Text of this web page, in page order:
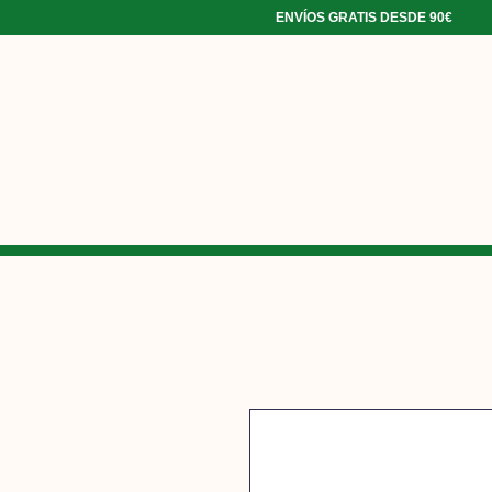
ENVÍOS GRATIS DESDE 90€